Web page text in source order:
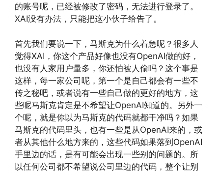
的账号呢，已经被修改了密码，无法进行登录了。
XAI没有办法，只能把这小伙子给告了。
首先我们要说一下，马斯克为什么着急呢？很多人
觉得XAI，你这个产品好像也没有OpenAI做的好，
也没有人家用户量多，你还怕被人偷吗？这个事是
这样，每一家公司呢，第一个是自己都会有一些不
传之秘吧，或者说有一些自己做的更好的地方，这
些呢马斯克肯定是不希望让OpenAI知道的。另外一
个呢，就是你以为马斯克的代码就都干净吗？如果
马斯克的代码里头，也有一些是从OpenAI来的，或
者从其他什么地方来的，这些代码如果落到OpenAI
手里边的话，是有可能会出现一些别的问题的。所
以任何公司都不希望说公司里边的代码，整个让别